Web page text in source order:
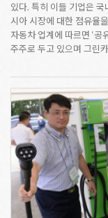
있다. 특히 이들 기업은
시아 시장에 대한 점유율
자동차 업계에 따르면 ‘공
주주로 두고 있으며 그린